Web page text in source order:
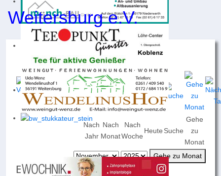
Weitersburg e.V.
Nach
Jahr
Nach
Monat
Nach
Woche
Heute Suche
Gehe
zu
Monat
Gehe zu Monat
Events für